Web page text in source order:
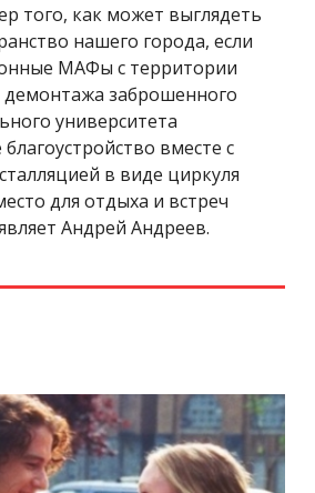
того, как может выглядеть
нашего города, если
МАФы с территории
демонтажа заброшенного
университета
вместе с
в виде циркуля
для отдыха и встреч
Андрей Андреев.